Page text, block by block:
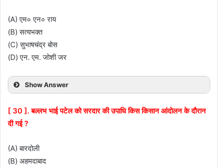
(A) एम० एन० राय
(B) सत्यभक्त
(C) सुभाषचंद्र बोस
(D) एन. एम. जोशी जर
Show Answer
[ 30 ]. बल्लभ भाई पटेल को सरदार की उपाधि किस किसान आंदोलन के दौरान
दी गई ?
(A) बारदोली
(B) अहमदाबाद